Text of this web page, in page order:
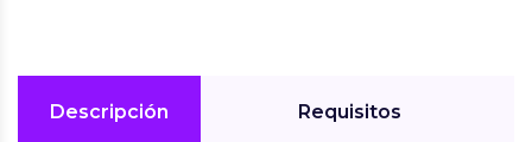
Descripción Requisitos